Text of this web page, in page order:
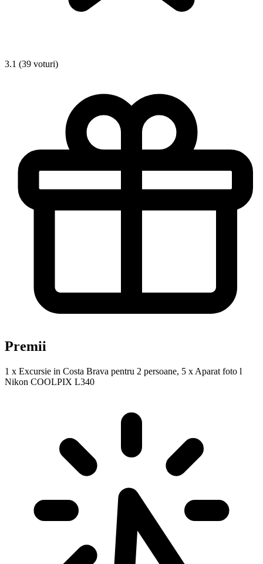
3.1 (39 voturi)
Premii
1 x Excursie in Costa Brava pentru 2 persoane, 5 x Aparat foto l
Nikon COOLPIX L340